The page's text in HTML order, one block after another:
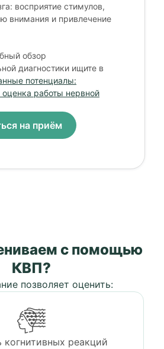
восприятие стимулов,
внимания и привлечение
обзор
диагностики ищите в
потенциалы:
оценка работы нервной
на приём
с помощью
КВП?
позволяет оценить:
когнитивных реакций